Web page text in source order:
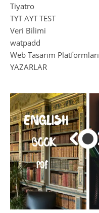
Tiyatro
TYT AYT TEST
Veri Bilimi
watpadd
Web Tasarım Platformları
YAZARLAR